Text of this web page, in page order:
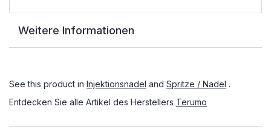
Weitere Informationen
See this product in Injektionsnadel and Spritze / Nadel .
Entdecken Sie alle Artikel des Herstellers Terumo